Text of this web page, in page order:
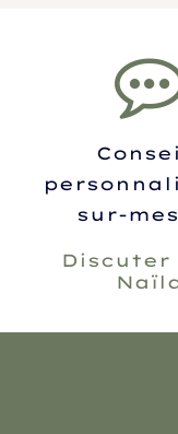
sur-
Discuter